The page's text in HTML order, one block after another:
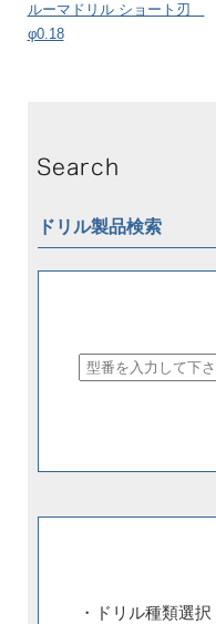
ルーマドリル ショート刃
φ0.18
ドリル製品検索
・ドリル種類選択